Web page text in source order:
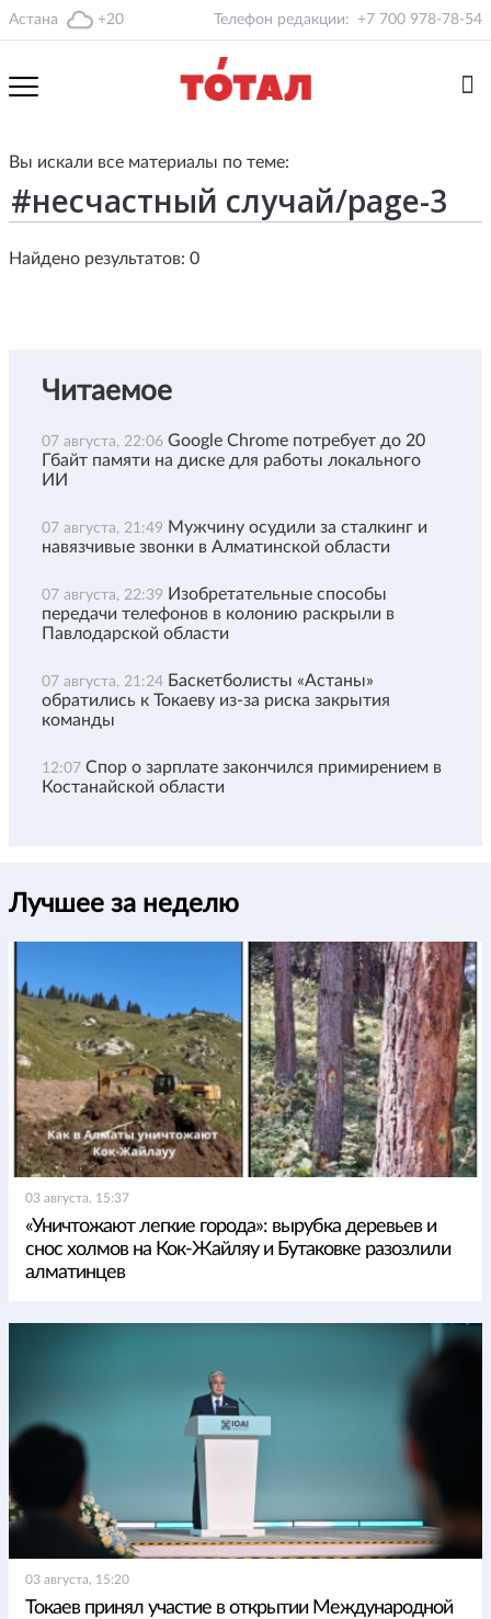
Астана +20 Телефон редакции: +7 700 978-78-54
Вы искали все материалы по теме:
Найдено результатов: 0
Читаемое
07 августа, 22:06 Google Chrome потребует до 20
Гбайт памяти на диске для работы локального
ИИ
07 августа, 21:49 Мужчину осудили за сталкинг и
навязчивые звонки в Алматинской области
07 августа, 22:39 Изобретательные способы
передачи телефонов в колонию раскрыли в
Павлодарской области
07 августа, 21:24 Баскетболисты «Астаны»
обратились к Токаеву из-за риска закрытия
команды
12:07 Спор о зарплате закончился примирением в
Костанайской области
Лучшее за неделю
03 августа, 15:37
«Уничтожают легкие города»: вырубка деревьев и
снос холмов на Кок-Жайляу и Бутаковке разозлили
алматинцев
03 августа, 15:20
Токаев принял участие в открытии Международной